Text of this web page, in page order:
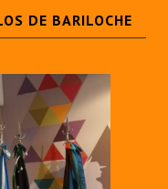
DE BARILOCHE